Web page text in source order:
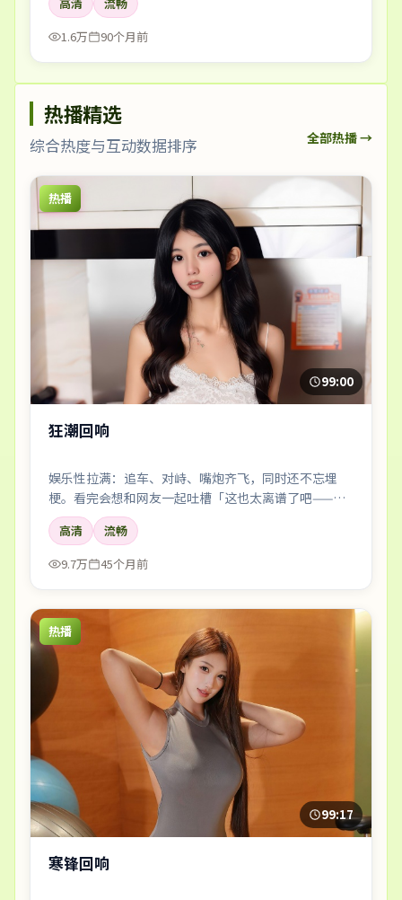
高清
流畅
1.6万
90个月前
热播精选
综合热度与互动数据排序 全部热播 →
热播
99:00
狂潮回响
娱乐性拉满：追车、对峙、嘴炮齐飞，同时还不忘埋
梗。看完会想和网友一起吐槽「这也太离谱了吧——但
好爽」。
高清
流畅
9.7万
45个月前
热播
99:17
寒锋回响